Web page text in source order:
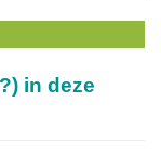
in deze